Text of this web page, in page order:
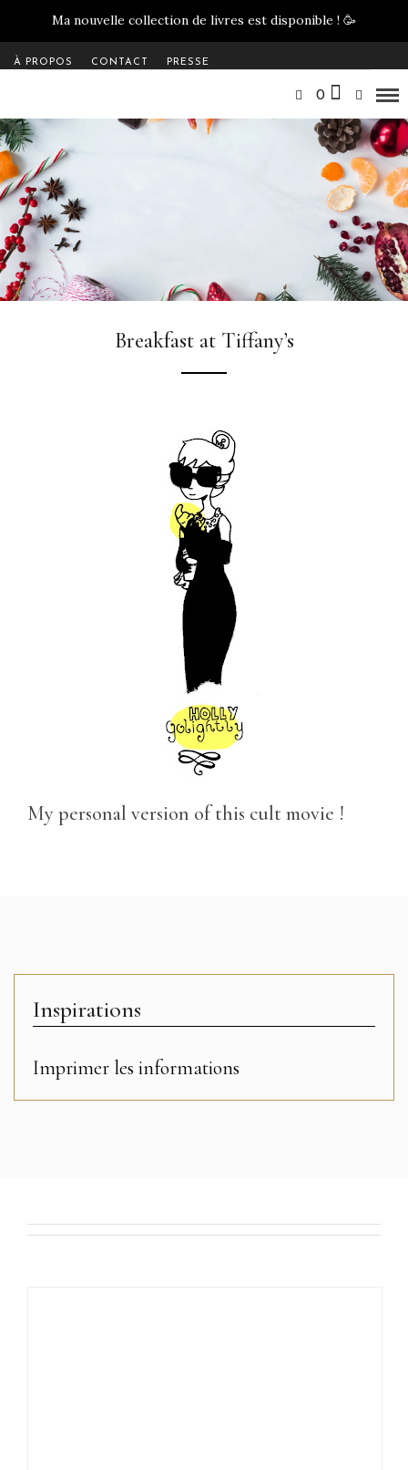
Ma nouvelle collection de livres est disponible ! 🥳
À PROPOS CONTACT PRESSE
0
Breakfast at Tiffany’s
My personal version of this cult movie !
Inspirations
Imprimer les informations